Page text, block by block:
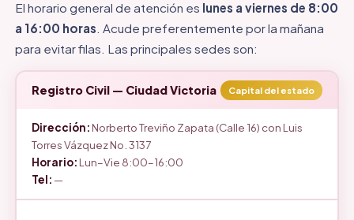
El horario general de atención es lunes a viernes de 8:00
a 16:00 horas . Acude preferentemente por la mañana
para evitar filas. Las principales sedes son:
Registro Civil — Ciudad Victoria Capital del estado
Dirección: Norberto Treviño Zapata (Calle 16) con Luis
Torres Vázquez No. 3137
Horario: Lun–Vie 8:00–16:00
Tel: —